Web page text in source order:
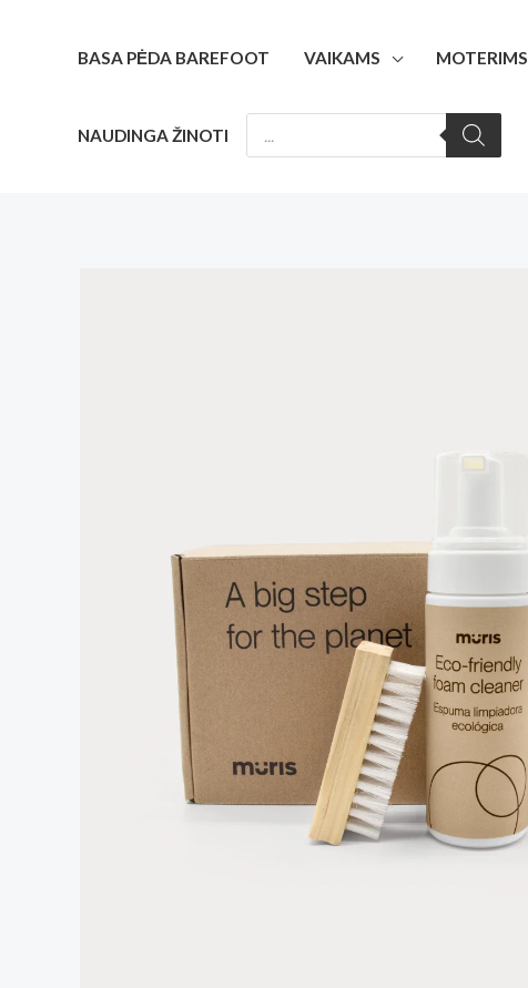
BASA PĖDA BAREFOOT VAIKAMS MOTERIMS
NAUDINGA ŽINOTI
PRODUCTS
SEARCH